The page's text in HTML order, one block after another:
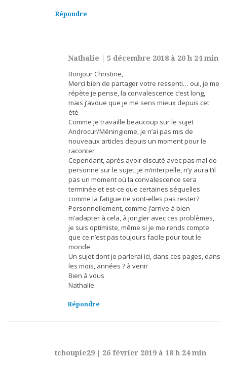
Répondre
Nathalie 5 décembre 2018 à 20 h 24 min
Bonjour Christine,
Merci bien de partager votre ressenti… oui, je me
répète je pense, la convalescence c’est long,
mais j’avoue que je me sens mieux depuis cet
été
Comme je travaille beaucoup sur le sujet
Androcur/Méningiome, je n’ai pas mis de
nouveaux articles depuis un moment pour le
raconter
Cependant, après avoir discuté avec pas mal de
personne sur le sujet, je m’interpelle, n’y aura t’il
pas un moment où la convalescence sera
terminée et est-ce que certaines séquelles
comme la fatigue ne vont-elles pas rester?
Personnellement, comme j’arrive à bien
m’adapter à cela, à jongler avec ces problèmes,
je suis optimiste, même si je me rends compte
que ce n’est pas toujours facile pour tout le
monde
Un sujet dont je parlerai ici, dans ces pages, dans
les mois, années ? à venir
Bien à vous
Nathalie
Répondre
tchoupie29 26 février 2019 à 18 h 24 min